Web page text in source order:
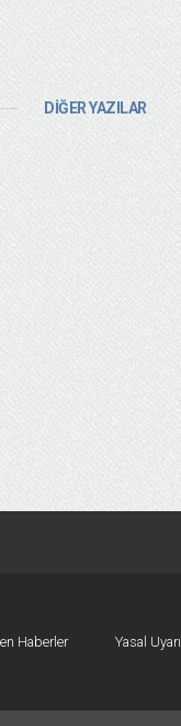
DİĞER YAZILAR
Haberler Yasal Uyarı